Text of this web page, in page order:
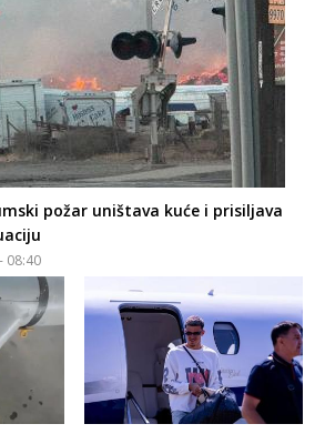
požar uništava kuće i prisiljava
08:40